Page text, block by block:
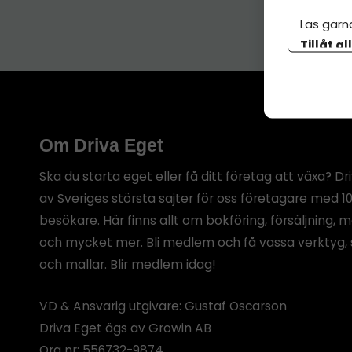
Om Driva Eget
Ska du starta eget eller få ditt företag att växa?
av Sveriges största sajter för oss företagare med
besökare. Här finns allt om bokföring, försäljning,
och mycket mer. Bli medlem och få vassa
och mallar. Blir medlem idag!
VD & Ansvarig utgivare: Gustaf Oscarson
Driva Eget ägs av Growin AB
Läs
Tillåt